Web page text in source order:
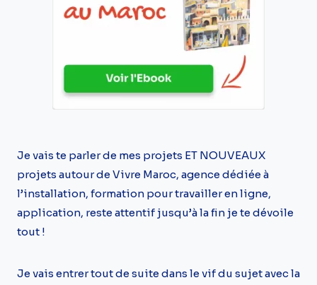
Je vais te parler de mes projets ET NOUVEAUX
projets autour de Vivre Maroc, agence dédiée à
l’installation, formation pour travailler en ligne,
application, reste attentif jusqu’à la fin je te dévoile
tout !
Je vais entrer tout de suite dans le vif du sujet avec la